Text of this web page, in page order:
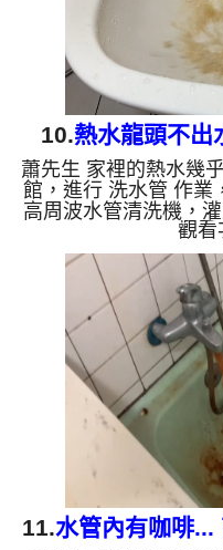
10.熱水龍頭不出
蕭先生 家裡的熱水幾
館，進行 洗水管 作業
高周波水管清洗機，
分，開啟 水管清洗機
出髒水，越來越髒，
正常了。 如是自來水
泥沙堆積，洗出來的
化錳，管壁上會結成
一樣黑，有些洗出綠
質，生鏽產生銅綠，
金的養
觀看
11.水管內有咖啡...